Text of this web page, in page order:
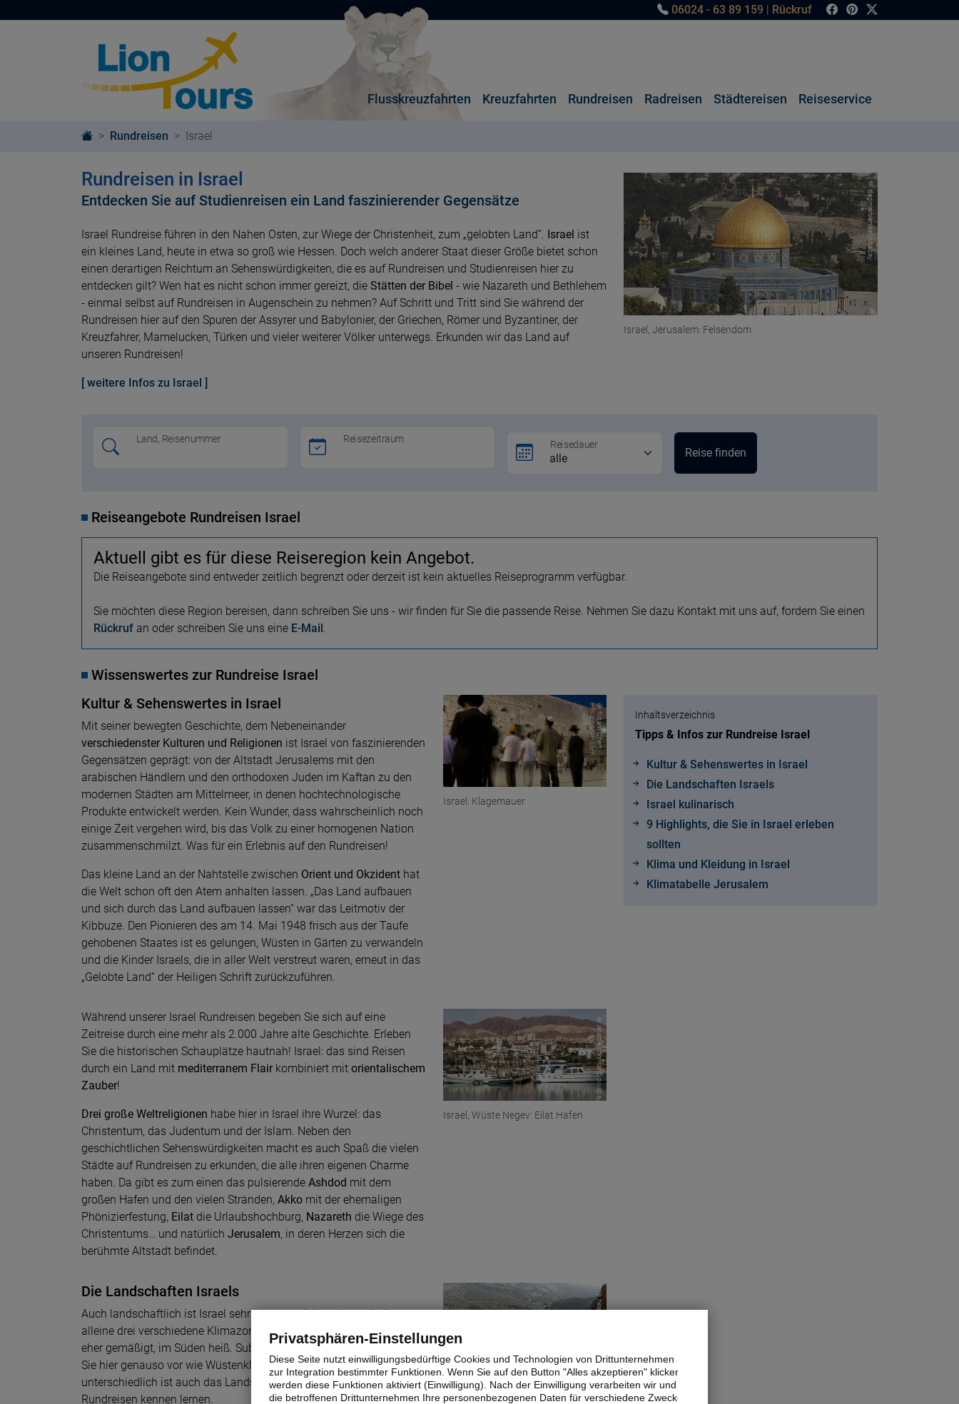
06024 - 63 89 159 | Rückruf
Flusskreuzfahrten Kreuzfahrten Rundreisen Radreisen Städtereisen Reiseservice
Rundreisen Israel
Rundreisen in Israel
Entdecken Sie auf Studienreisen ein Land faszinierender Gegensätze
Israel Rundreise führen in den Nahen Osten, zur Wiege der Christenheit, zum „gelobten Land“. Israel ist
ein kleines Land, heute in etwa so groß wie Hessen. Doch welch anderer Staat dieser Größe bietet schon
einen derartigen Reichtum an Sehenswürdigkeiten, die es auf Rundreisen und Studienreisen hier zu
entdecken gilt? Wen hat es nicht schon immer gereizt, die Stätten der Bibel - wie Nazareth und Bethlehem
- einmal selbst auf Rundreisen in Augenschein zu nehmen? Auf Schritt und Tritt sind Sie während der
Rundreisen hier auf den Spuren der Assyrer und Babylonier, der Griechen, Römer und Byzantiner, der
Kreuzfahrer, Mamelucken, Türken und vieler weiterer Völker unterwegs. Erkunden wir das Land auf
unseren Rundreisen!
[ weitere Infos zu Israel ]
Israel, Jerusalem: Felsendom
© dagmarbendel pixabay
Land, Reisenummer Reisezeitraum Reisedauer
Reiseangebote Rundreisen Israel
Aktuell gibt es für diese Reiseregion kein Angebot.
Die Reiseangebote sind entweder zeitlich begrenzt oder derzeit ist kein aktuelles Reiseprogramm verfügbar.
Sie möchten diese Region bereisen, dann schreiben Sie uns - wir finden für Sie die passende Reise. Nehmen Sie dazu Kontakt mit uns auf, fordern Sie einen
Rückruf an oder schreiben Sie uns eine E-Mail.
Wissenswertes zur Rundreise Israel
Inhaltsverzeichnis
Tipps & Infos zur Rundreise Israel
Kultur & Sehenswertes in Israel
Die Landschaften Israels
Israel kulinarisch
9 Highlights, die Sie in Israel erleben
sollten
Klima und Kleidung in Israel
Klimatabelle Jerusalem
Kultur & Sehenswertes in Israel
Mit seiner bewegten Geschichte, dem Nebeneinander
verschiedenster Kulturen und Religionen ist Israel von faszinierenden
Gegensätzen geprägt: von der Altstadt Jerusalems mit den
arabischen Händlern und den orthodoxen Juden im Kaftan zu den
modernen Städten am Mittelmeer, in denen hochtechnologische
Produkte entwickelt werden. Kein Wunder, dass wahrscheinlich noch
einige Zeit vergehen wird, bis das Volk zu einer homogenen Nation
zusammenschmilzt. Was für ein Erlebnis auf den Rundreisen!
Das kleine Land an der Nahtstelle zwischen Orient und Okzident hat
die Welt schon oft den Atem anhalten lassen. „Das Land aufbauen
und sich durch das Land aufbauen lassen“ war das Leitmotiv der
Kibbuze. Den Pionieren des am 14. Mai 1948 frisch aus der Taufe
gehobenen Staates ist es gelungen, Wüsten in Gärten zu verwandeln
und die Kinder Israels, die in aller Welt verstreut waren, erneut in das
„Gelobte Land“ der Heiligen Schrift zurückzuführen.
Israel: Klagemauer
©
N
o
a
m
C
h
e
n
,
in
f
o
.g
o
is
r
a
e
l.c
o
m
Während unserer Israel Rundreisen begeben Sie sich auf eine
Zeitreise durch eine mehr als 2.000 Jahre alte Geschichte. Erleben
Sie die historischen Schauplätze hautnah! Israel: das sind Reisen
durch ein Land mit mediterranem Flair kombiniert mit orientalischem
Zauber!
Drei große Weltreligionen habe hier in Israel ihre Wurzel: das
Christentum, das Judentum und der Islam. Neben den
geschichtlichen Sehenswürdigkeiten macht es auch Spaß die vielen
Städte auf Rundreisen zu erkunden, die alle ihren eigenen Charme
haben. Da gibt es zum einen das pulsierende Ashdod mit dem
großen Hafen und den vielen Stränden, Akko mit der ehemaligen
Phönizierfestung, Eilat die Urlaubshochburg, Nazareth die Wiege des
Christentums… und natürlich Jerusalem, in deren Herzen sich die
berühmte Altstadt befindet.
Israel, Wüste Negev: Eilat Hafen
© anatfleischman0 pixabay
Die Landschaften Israels
Auch landschaftlich ist Israel sehr kontrastreich - prägen doch
alleine drei verschiedene Klimazonen das Land. Im Norden ist Israel
eher gemäßigt, im Süden heiß. Subtropisches Mittelmeerklima finden
Sie hier genauso vor wie Wüstenklima. Dementsprechend
unterschiedlich ist auch das Landschaftsbild, das Sie auf den
Rundreisen kennen lernen.
Wüste Negev, Israel: Masada
© heathertruett pixabay
Privatsphären-Einstellungen
Diese Seite nutzt einwilligungsbedürftige Cookies und Technologien von Drittunternehmen
zur Integration bestimmter Funktionen. Wenn Sie auf den Button "Alles akzeptieren" klicken,
werden diese Funktionen aktiviert (Einwilligung). Nach der Einwilligung verarbeiten wir und
die betroffenen Drittunternehmen Ihre personenbezogenen Daten für verschiedene Zwecke.